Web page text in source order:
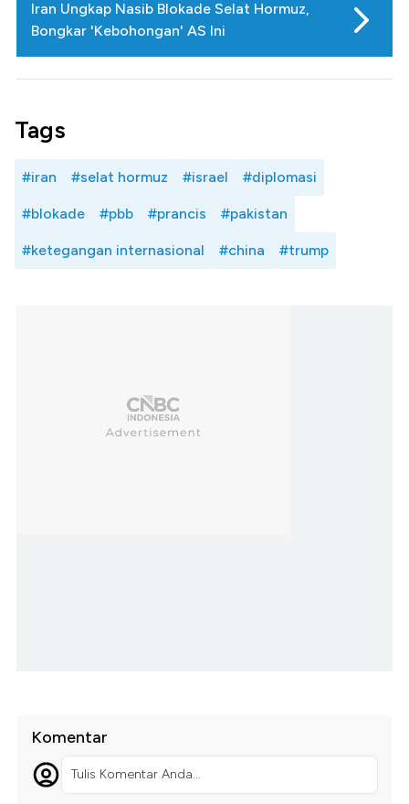
Iran Ungkap Nasib Blokade Selat Hormuz,
Bongkar 'Kebohongan' AS Ini
Tags
#iran #selat hormuz #israel #diplomasi
#blokade #pbb #prancis #pakistan
#ketegangan internasional #china #trump
Komentar
Tulis Komentar Anda...